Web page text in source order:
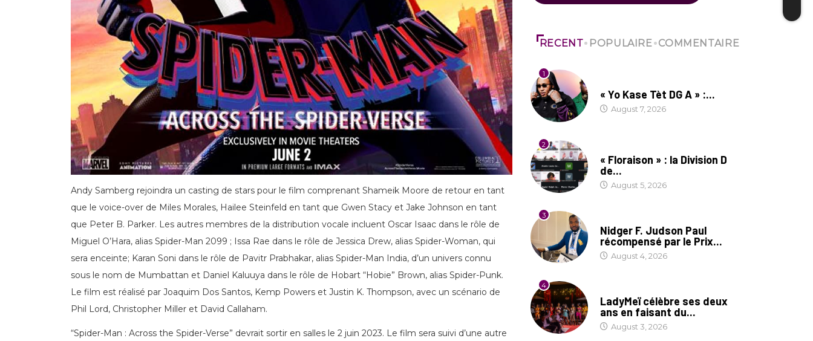
Andy Samberg rejoindra un casting de stars pour le film comprenant Shameik Moore de retour en tant
que le voice-over de Miles Morales, Hailee Steinfeld en tant que Gwen Stacy et Jake Johnson en tant
que Peter B. Parker. Les autres membres de la distribution vocale incluent Oscar Isaac dans le rôle de
Miguel O’Hara, alias Spider-Man 2099 ; Issa Rae dans le rôle de Jessica Drew, alias Spider-Woman, qui
sera enceinte; Karan Soni dans le rôle de Pavitr Prabhakar, alias Spider-Man India, d’un univers connu
sous le nom de Mumbattan et Daniel Kaluuya dans le rôle de Hobart “Hobie” Brown, alias Spider-Punk.
Le film est réalisé par Joaquim Dos Santos, Kemp Powers et Justin K. Thompson, avec un scénario de
Phil Lord, Christopher Miller et David Callaham.
“Spider-Man : Across the Spider-Verse” devrait sortir en salles le 2 juin 2023. Le film sera suivi d’une autre
RECENT POPULAIRE COMMENTAIRE
1
« Yo Kase Tèt DG A » :...
August 7, 2026
2
« Floraison » : la Division D
de...
August 5, 2026
3
Nidger F. Judson Paul
récompensé par le Prix...
August 4, 2026
4
LadyMeï célèbre ses deux
ans en faisant du...
August 3, 2026